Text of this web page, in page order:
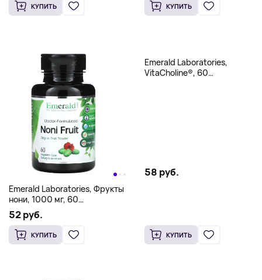
КУПИТЬ КУПИТЬ
Emerald Laboratories, Фрукты
нони, 1000 мг, 60
растительных капсул (500
мг на капсулу)
52 руб.
КУПИТЬ
Emerald Laboratories,
VitaCholine®, 60
58 руб.
КУПИТЬ